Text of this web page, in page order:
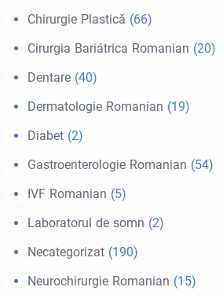
Chirurgie Plastică (66)
Cirurgia Bariátrica Romanian (20)
Dentare (40)
Dermatologie Romanian (19)
Diabet (2)
Gastroenterologie Romanian (54)
IVF Romanian (5)
Laboratorul de somn (2)
Necategorizat (190)
Neurochirurgie Romanian (15)